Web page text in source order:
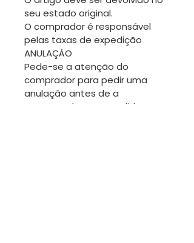
seu estado original.
O comprador é responsável
pelas taxas de expedição
ANULAÇÀO
Pede-se a atenção do
comprador para pedir uma
anulação antes de a
encomenda ser expedida.